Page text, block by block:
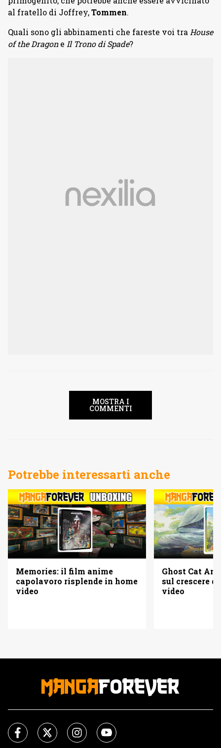
al fratello di Joffrey,Tommen.
Quali sono gli abbinamenti che fareste voi traHouse
of the Dragone Il Trono di Spade?
MOSTRA I
COMMENTI
Potrebbe interessarti anche
Memories: il film anime
capolavoro risplende in home
video
Ghost Cat
sul crescere
video